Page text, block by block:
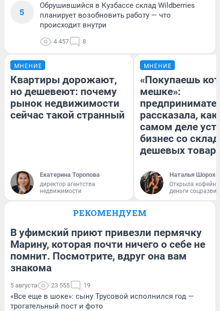
5
Обрушившийся в Кузбассе склад Wildberries
планирует возобновить работу — что
происходит внутри
4 457 8
МНЕНИЕ
Квартиры дорожают,
но дешевеют: почему
рынок недвижимости
сейчас такой странный
Екатерина Торопова
директор агентства
недвижимости
МНЕНИЕ
«Покупаешь
мешке»:
рассказала, как
самом деле
бизнес со
дешевых
Наталья
Открыла
деньги
РЕКОМЕНДУЕМ
В уфимский приют привезли пермячку
Марину, которая почти ничего о себе не
помнит. Посмотрите, вдруг она вам
знакома
5 августа 23 555 19
«Все еще в шоке»: сыну Трусовой исполнился год —
трогательный пост и фото